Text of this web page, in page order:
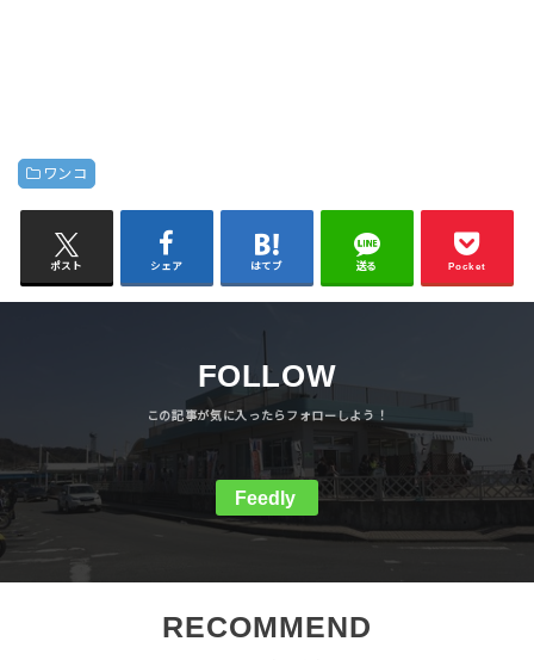
ワンコ
ポスト シェア はてブ 送る Pocket
FOLLOW
Feedly
RECOMMEND